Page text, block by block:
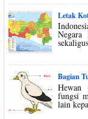
Letak
Bagian
fungsi
lain